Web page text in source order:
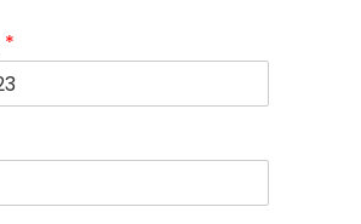
*